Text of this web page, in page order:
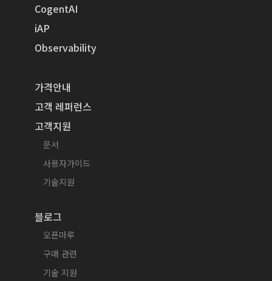
CogentAI
iAP
Observability
가격안내
고객 레퍼런스
고객지원
문서
사용자가이드
기술지원
블로그
오픈마루
구매 관련
기술 지원